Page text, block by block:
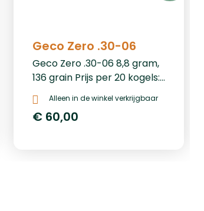
Geco Zero .30-06
Geco Zero .30-06 8,8 gram,
136 grain Prijs per 20 kogels:
Alleen in de winkel verkrijgbaar
€ 60,00